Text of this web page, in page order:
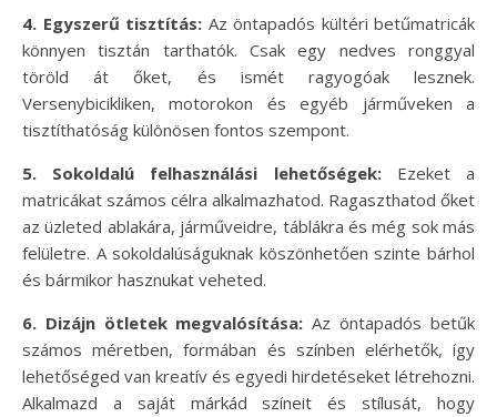
4. Egyszerű tisztítás: Az öntapadós kültéri betűmatricák
könnyen tisztán tarthatók. Csak egy nedves ronggyal
töröld át őket, és ismét ragyogóak lesznek.
Versenybicikliken, motorokon és egyéb járműveken a
tisztíthatóság különösen fontos szempont.
5. Sokoldalú felhasználási lehetőségek: Ezeket a
matricákat számos célra alkalmazhatod. Ragaszthatod őket
az üzleted ablakára, járműveidre, táblákra és még sok más
felületre. A sokoldalúságuknak köszönhetően szinte bárhol
és bármikor hasznukat veheted.
6. Dizájn ötletek megvalósítása:Az öntapadós betűk
számos méretben, formában és színben elérhetők, így
lehetőséged van kreatív és egyedi hirdetéseket létrehozni.
Alkalmazd a saját márkád színeit és stílusát, hogy